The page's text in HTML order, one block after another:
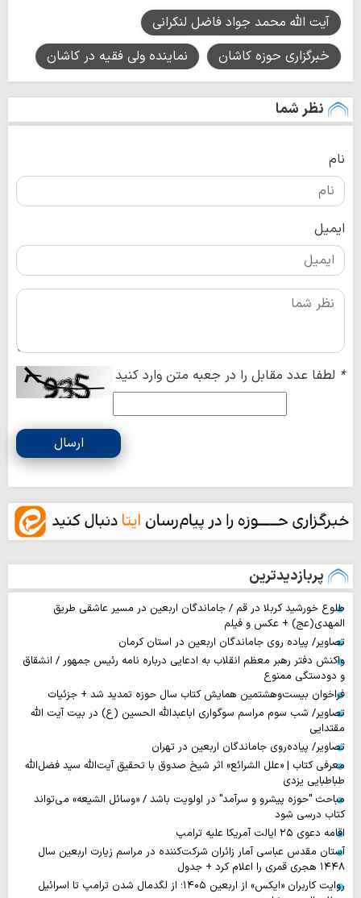
آیت الله محمد جواد فاضل لنکرانی
خبرگزاری حوزه کاشان
نماینده ولی فقیه در کاشان
نظر شما
نام
ایمیل
* لطفا عدد مقابل را در جعبه متن وارد کنید
ارسال
پربازدیدترین
طلوع خورشید کربلا در قم / جاماندگان اربعین در مسیر عاشقی طریق
المهدی(عج) + عکس و فیلم
تصاویر/ پیاده روی جاماندگان اربعین در استان کرمان
واکنش دفتر رهبر معظم انقلاب به ادعایی درباره نامه رئیس جمهور / انشقاق
و دودستگی ممنوع
فراخوان بیست‌وهشتمین همایش کتاب سال حوزه تمدید شد + جزئیات
تصاویر/ شب سوم مراسم سوگواری اباعبدالله الحسین (ع) در بیت آیت الله
مقتدایی
تصاویر/ پیاده‌روی جاماندگان اربعین در تهران
معرفی کتاب | «علل الشرائع» اثر شیخ صدوق با تحقیق آیت‌الله سید فضل‌الله
طباطبایی یزدی
مباحث "حوزه پیشرو و سرآمد" در اولویت باشد / «وسائل الشیعه» می‌تواند
کتاب درسی شود
اقامه دعوی ۲۵ ایالت آمریکا علیه ترامپ
آستان مقدس عباسی آمار زائران شرکت‌کننده در مراسم زیارت اربعین سال
۱۴۴۸ هجری قمری را اعلام کرد + جدول
روایت‌ کاربران «ایکس» از اربعین ۱۴۰۵؛ از لگدمال شدن ترامپ تا اسرائیل